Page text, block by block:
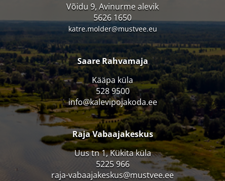
Võidu 9, Avinurme alevik
5626 1650
katre.molder@mustvee.eu
Saare Rahvamaja
Kääpa küla
528 9500
info@kalevipojakoda.ee
Raja Vabaajakeskus
Uus tn 1, Kükita küla
5225 966
raja-vabaajakeskus@mustvee.ee